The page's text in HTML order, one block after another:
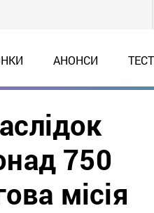
АНОНСИ
750
місія